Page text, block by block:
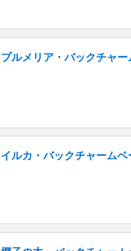
プルメリア・バックチャー
イルカ・バックチャームベ